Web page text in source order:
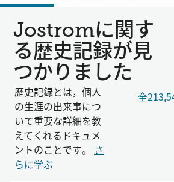
Jostromに関す
る歴史記録が見
つかりました
歴史記録とは，個人
の生涯の出来事につ
いて重要な詳細を教
えてくれるドキュメ
ントのことです。 さ
らに学ぶ
全